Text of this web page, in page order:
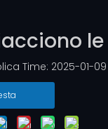
le
Time: 2025-01-